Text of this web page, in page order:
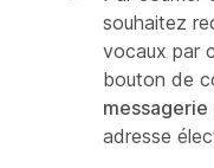
souhaitez
vocaux par
bouton de
adresse